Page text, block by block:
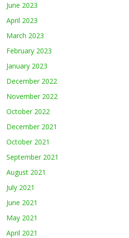
June 2023
April 2023
March 2023
February 2023
January 2023
December 2022
November 2022
October 2022
December 2021
October 2021
September 2021
August 2021
July 2021
June 2021
May 2021
April 2021